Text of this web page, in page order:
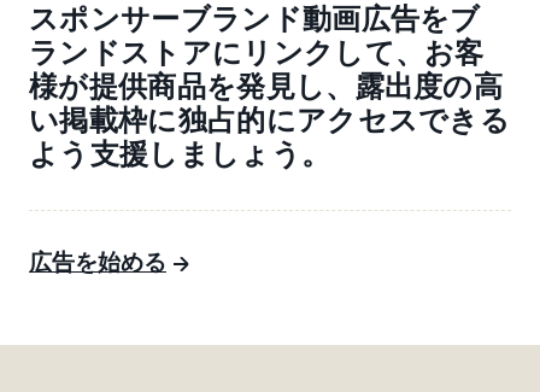
スポンサーブランド動画広告をブ
ランドストアにリンクして、お客
様が提供商品を発見し、露出度の高
い掲載枠に独占的にアクセスできる
よう支援しましょう。
広告を始める